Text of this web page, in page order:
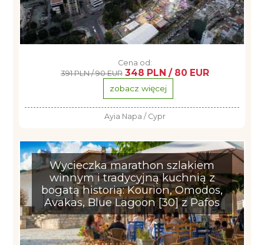
Cena od:
391 PLN / 90 EUR 348 PLN / 80 EUR
zobacz więcej
Ayia Napa / Cypr
Wycieczka marathon szlakiem
winnym i tradycyjną kuchnią z
bogatą historią: Kourion, Omodos,
Avakas, Blue Lagoon [30] z Pafos